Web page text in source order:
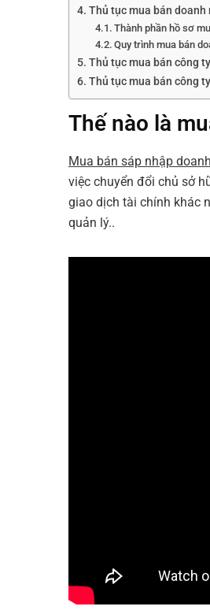
Thủ tục mua bán
Thành phần hồ sơ
Quy trình mua bán
Thủ tục mua bán công
Thủ tục mua bán công
Thế nào là
Mua bán sáp nhập
việc chuyển đổi chủ sở
giao dịch tài chính khác
quản lý..